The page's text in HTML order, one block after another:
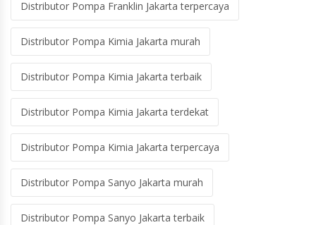
Distributor Pompa Franklin Jakarta terpercaya
Distributor Pompa Kimia Jakarta murah
Distributor Pompa Kimia Jakarta terbaik
Distributor Pompa Kimia Jakarta terdekat
Distributor Pompa Kimia Jakarta terpercaya
Distributor Pompa Sanyo Jakarta murah
Distributor Pompa Sanyo Jakarta terbaik